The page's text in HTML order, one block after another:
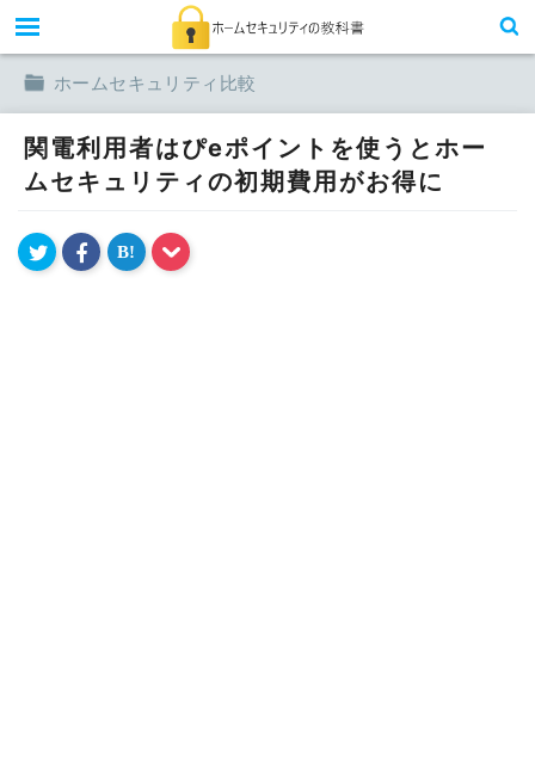
toggle
ホームセキュリティ比較
関電利用者はぴeポイントを使うとホー
ムセキュリティの初期費用がお得に
B!